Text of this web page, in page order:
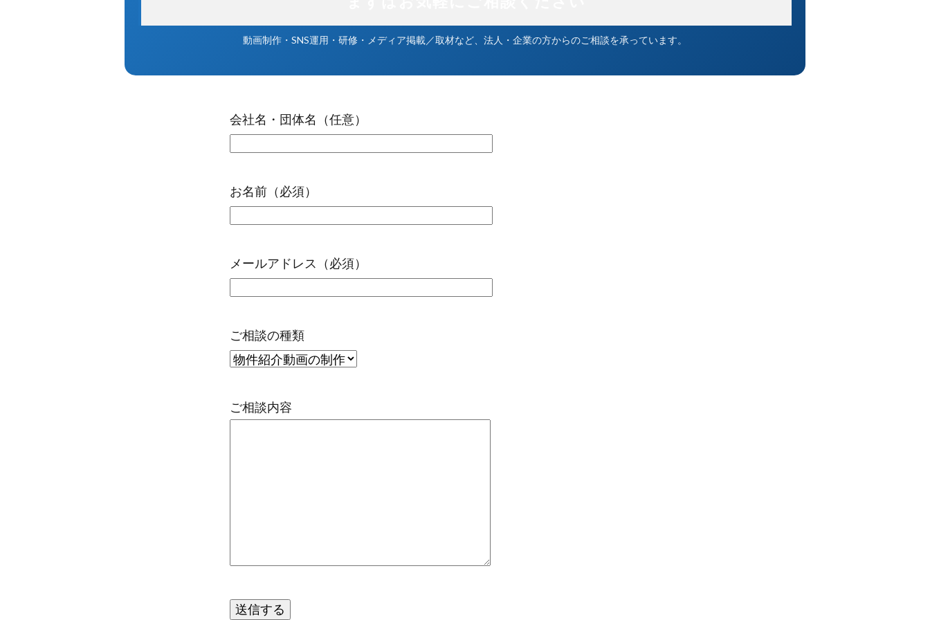
動画制作・SNS運用・研修・メディア掲載／取材など、法人・企業の方からのご相談を承っています。
会社名・団体名（任意）
お名前（必須）
メールアドレス（必須）
ご相談の種類
ご相談内容